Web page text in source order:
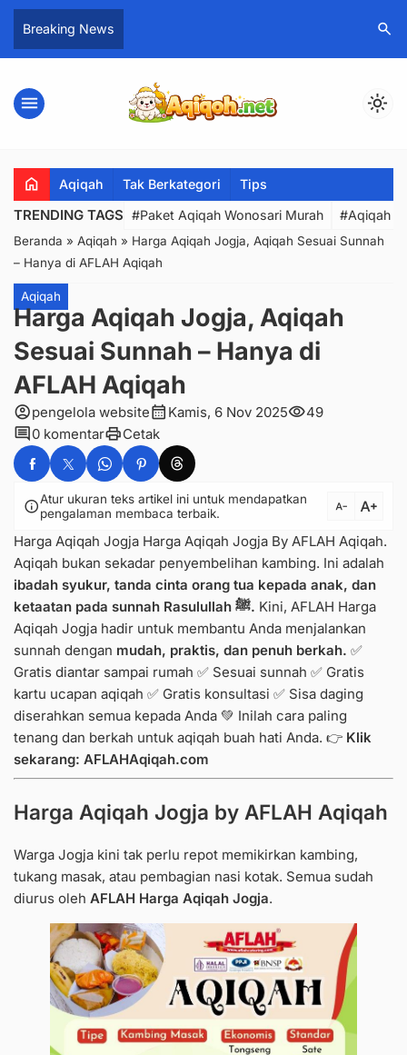
Breaking News search
menu light_mode
home Aqiqah Tak Berkategori Tips
TRENDING TAGS #Paket Aqiqah Wonosari Murah #Aqiqah
Beranda » Aqiqah » Harga Aqiqah Jogja, Aqiqah Sesuai Sunnah
– Hanya di AFLAH Aqiqah
Aqiqah
Harga Aqiqah Jogja, Aqiqah
Sesuai Sunnah – Hanya di
AFLAH Aqiqah
account_circlepengelola websitecalendar_month Kamis, 6 Nov 2025visibility49
comment0 komentarprintCetak
infoAtur ukuran teks artikel ini untuk mendapatkan
pengalaman membaca terbaik.
text_decrease text_increase
Harga Aqiqah Jogja Harga Aqiqah Jogja By AFLAH Aqiqah.
Aqiqah bukan sekadar penyembelihan kambing. Ini adalah
ibadah syukur, tanda cinta orang tua kepada anak, dan
ketaatan pada sunnah Rasulullah ﷺ. Kini, AFLAH Harga
Aqiqah Jogja hadir untuk membantu Anda menjalankan
sunnah dengan mudah, praktis, dan penuh berkah. ✅
Gratis diantar sampai rumah ✅ Sesuai sunnah ✅ Gratis
kartu ucapan aqiqah ✅ Gratis konsultasi ✅ Sisa daging
diserahkan semua kepada Anda 💚 Inilah cara paling
tenang dan berkah untuk aqiqah buah hati Anda. 👉 Klik
sekarang: AFLAHAqiqah.com
Harga Aqiqah Jogja by AFLAH Aqiqah
Warga Jogja kini tak perlu repot memikirkan kambing,
tukang masak, atau pembagian nasi kotak. Semua sudah
diurus oleh AFLAH Harga Aqiqah Jogja.